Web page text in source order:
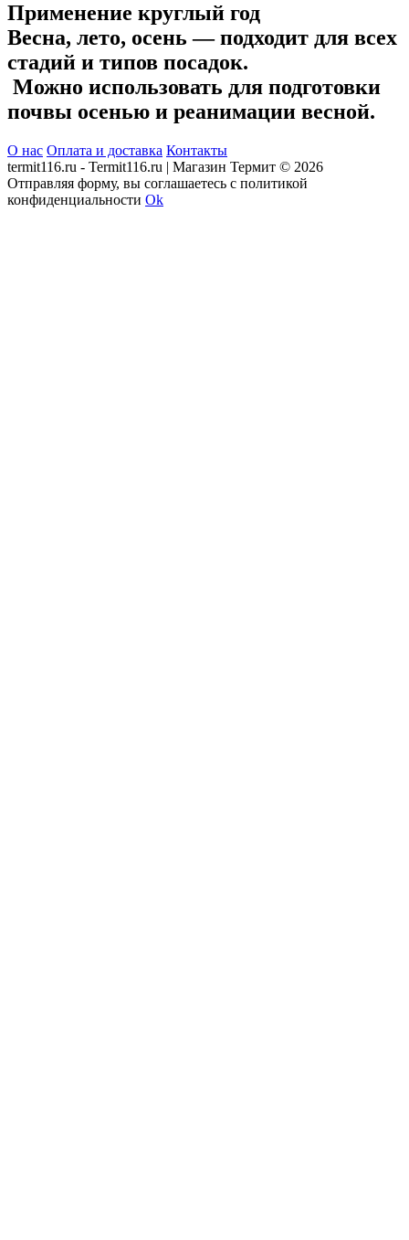
Применение круглый год
Весна, лето, осень — подходит для всех
стадий и типов посадок.
Можно использовать для подготовки
почвы осенью и реанимации весной.
О нас Оплата и доставка Контакты
termit116.ru - Termit116.ru | Магазин Термит © 2026
Отправляя форму, вы соглашаетесь с политикой
конфиденциальности Ok